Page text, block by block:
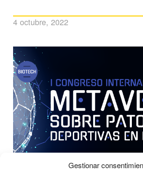
Gestionar
4 octubre, 2022